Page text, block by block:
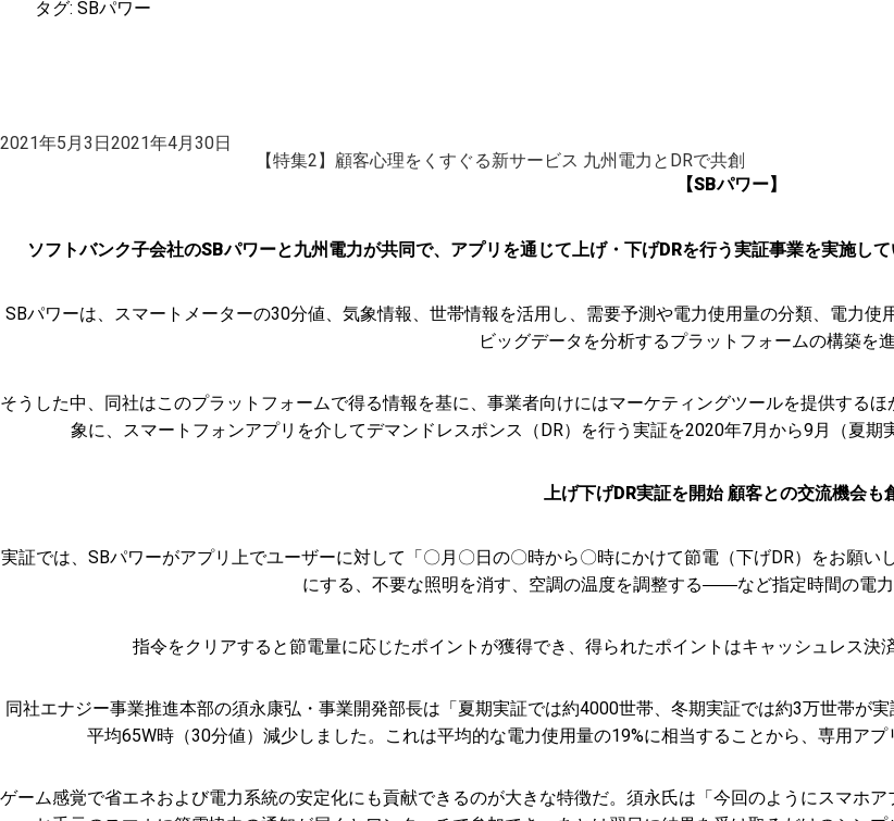
タグ: SBパワー
投
2021年5月3日2021年4月30日
【特集2】顧客心理をくすぐる新サービス 九州電力とDRで共創
【SBパワー】
ソフトバンク子会社のSBパワーと九州電力が共同で、アプリを通じて上げ・下げDRを行う実証事業を実施し
SBパワーは、スマートメーターの30分値、気象情報、世帯情報を活用し、需要予測や電力使用量の分類、電力
ビッグデータを分析するプラットフォームの構築を進
そうした中、同社はこのプラットフォームで得る情報を基に、事業者向けにはマーケティングツールを提供する
象に、スマートフォンアプリを介してデマンドレスポンス（DR）を行う実証を2020年7月から9月（夏期
上げ下げDR実証を開始 顧客との交流機会も
実証では、SBパワーがアプリ上でユーザーに対して「〇月〇日の〇時から〇時にかけて節電（下げDR）をお願
にする、不要な照明を消す、空調の温度を調整する――など指定時間の電力
指令をクリアすると節電量に応じたポイントが獲得でき、得られたポイントはキャッシュレス決
同社エナジー事業推進本部の須永康弘・事業開発部長は「夏期実証では約4000世帯、冬期実証では約3万世帯が
平均65W時（30分値）減少しました。これは平均的な電力使用量の19%に相当することから、専用ア
ゲーム感覚で省エネおよび電力系統の安定化にも貢献できるのが大きな特徴だ。須永氏は「今回のようにスマホ